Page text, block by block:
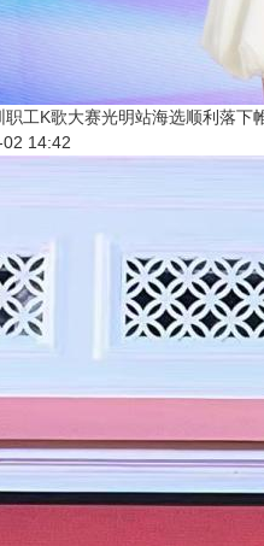
职工K歌大赛光明站海选顺利落下
14:42